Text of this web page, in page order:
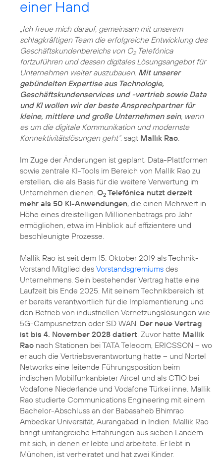
einer Hand
„Ich freue mich darauf, gemeinsam mit unserem
schlagkräftigen Team die erfolgreiche Entwicklung des
Geschäftskundenbereichs von O2Telefónica
fortzuführen und dessen digitales Lösungsangebot für
Unternehmen weiter auszubauen. Mit unserer
gebündelten Expertise aus Technologie,
Geschäftskundenservices und -vertrieb sowie Data
und KI wollen wir der beste Ansprechpartner für
kleine, mittlere und große Unternehmen sein, wenn
es um die digitale Kommunikation und modernste
Konnektivitätslösungen geht“, sagt Mallik Rao.
Im Zuge der Änderungen ist geplant, Data-Plattformen
sowie zentrale KI-Tools im Bereich von Mallik Rao zu
erstellen, die als Basis für die weitere Verwertung im
Unternehmen dienen. O2 Telefónica nutzt derzeit
mehr als 50 KI-Anwendungen, die einen Mehrwert in
Höhe eines dreistelligen Millionenbetrags pro Jahr
ermöglichen, etwa im Hinblick auf effizientere und
beschleunigte Prozesse.
Mallik Rao ist seit dem 15. Oktober 2019 als Technik-
Vorstand Mitglied des Vorstandsgremiums des
Unternehmens. Sein bestehender Vertrag hatte eine
Laufzeit bis Ende 2025. Mit seinem Technikbereich ist
er bereits verantwortlich für die Implementierung und
den Betrieb von industriellen Vernetzungslösungen wie
5G-Campusnetzen oder SD WAN. Der neue Vertrag
ist bis 4. November 2028 datiert. Zuvor hatte Mallik
Rao nach Stationen bei TATA Telecom, ERICSSON – wo
er auch die Vertriebsverantwortung hatte – und Nortel
Networks eine leitende Führungsposition beim
indischen Mobilfunkanbieter Aircel und als CTIO bei
Vodafone Niederlande und Vodafone Türkei inne. Mallik
Rao studierte Communications Engineering mit einem
Bachelor-Abschluss an der Babasaheb Bhimrao
Ambedkar Universität, Aurangabad in Indien. Mallik Rao
bringt umfangreiche Erfahrungen aus sieben Ländern
mit sich, in denen er lebte und arbeitete. Er lebt in
München, ist verheiratet und hat zwei Kinder.